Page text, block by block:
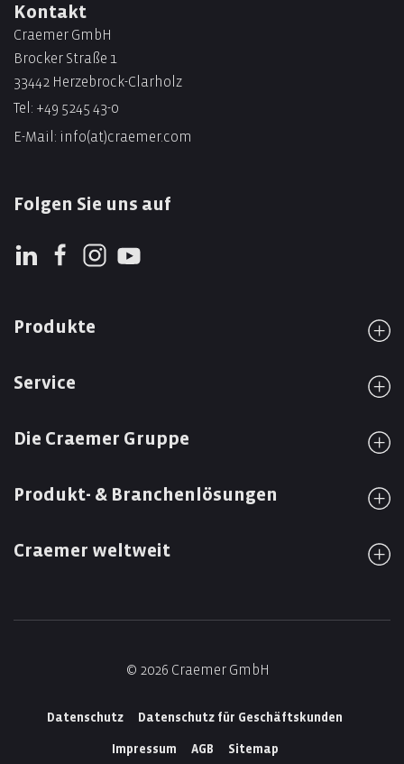
Kontakt
Craemer GmbH
Brocker Straße 1
33442 Herzebrock-Clarholz
Tel: +49 5245 43-0
E-Mail: info(at)craemer.com
Folgen Sie uns auf
Produkte
Service
Die Craemer Gruppe
Produkt- & Branchenlösungen
Craemer weltweit
© 2026 Craemer GmbH
Datenschutz Datenschutz für Geschäftskunden
Impressum AGB Sitemap